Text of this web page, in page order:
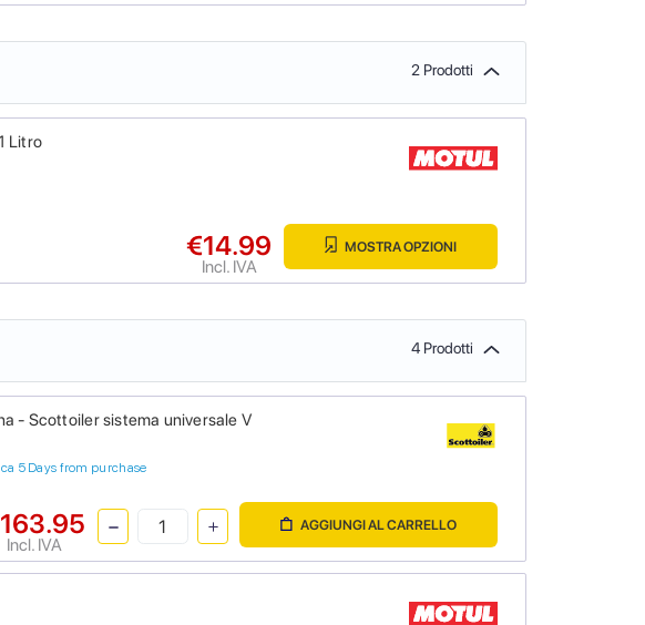
2 Prodotti
Litro
€14.99
Incl. IVA
MOSTRA OPZIONI
4 Prodotti
- Scottoiler sistema universale V
5 Days from purchase
Incl. IVA
AGGIUNGI AL CARRELLO